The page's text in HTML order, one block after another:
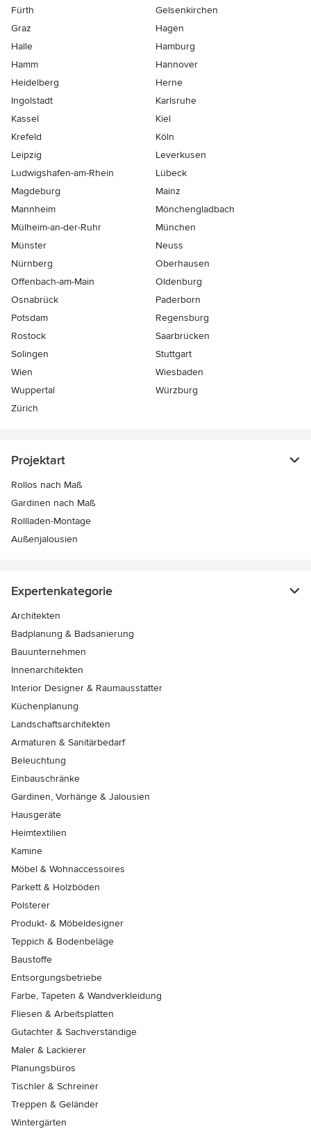
Fürth
Gelsenkirchen
Graz
Hagen
Halle
Hamburg
Hamm
Hannover
Heidelberg
Herne
Ingolstadt
Karlsruhe
Kassel
Kiel
Krefeld
Köln
Leipzig
Leverkusen
Ludwigshafen-am-Rhein
Lübeck
Magdeburg
Mainz
Mannheim
Mönchen­gladbach
Mülheim-an-der-Ruhr
München
Münster
Neuss
Nürnberg
Oberhausen
Offenbach-am-Main
Oldenburg
Osnabrück
Paderborn
Potsdam
Regensburg
Rostock
Saarbrücken
Solingen
Stuttgart
Wien
Wiesbaden
Wuppertal
Würzburg
Zürich
Projektart
Rollos nach Maß
Gardinen nach Maß
Rollladen-Montage
Außenjalousien
Expertenkategorie
Architekten
Badplanung & Badsanierung
Bauunternehmen
Innenarchitekten
Interior Designer & Raumausstatter
Küchenplanung
Landschaftsarchitekten
Armaturen & Sanitärbedarf
Beleuchtung
Einbauschränke
Gardinen, Vorhänge & Jalousien
Hausgeräte
Heimtextilien
Kamine
Möbel & Wohnaccessoires
Parkett & Holzböden
Polsterer
Produkt- & Möbeldesigner
Teppich & Bodenbeläge
Baustoffe
Entsorgungsbetriebe
Farbe, Tapeten & Wandverkleidung
Fliesen & Arbeitsplatten
Gutachter & Sachverständige
Maler & Lackierer
Planungsbüros
Tischler & Schreiner
Treppen & Geländer
Wintergärten